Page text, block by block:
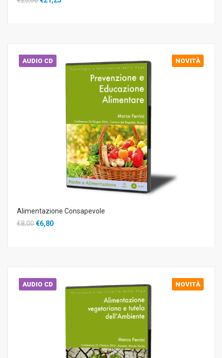
AUDIO CD NOVITÀ
Alimentazione Consapevole
€8,00€6,80
AUDIO CD NOVITÀ